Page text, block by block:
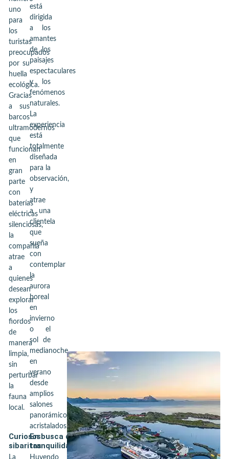
uno
para
los
turistas
preocupados
por su
huella
ecológica.
Gracias
a sus
barcos
ultramodernos
que
funcionan
en
gran
parte
con
baterías
eléctricas
silenciosas,
la
compañía
atrae
a
quienes
desean
explorar
los
fiordos
de
manera
limpia,
sin
perturbar
la
fauna
local.
está
dirigida
a los
amantes
de los
paisajes
espectaculares
y los
fenómenos
naturales.
La
experiencia
está
totalmente
diseñada
para la
observación,
y
atrae
a una
clientela
que
sueña
con
contemplar
la
aurora
boreal
en
invierno
o el
sol de
medianoche
en
verano
desde
amplios
salones
panorámicos
acristalados.
Curiosos
sibaritas
La
En busca de
tranquilidad
Huyendo